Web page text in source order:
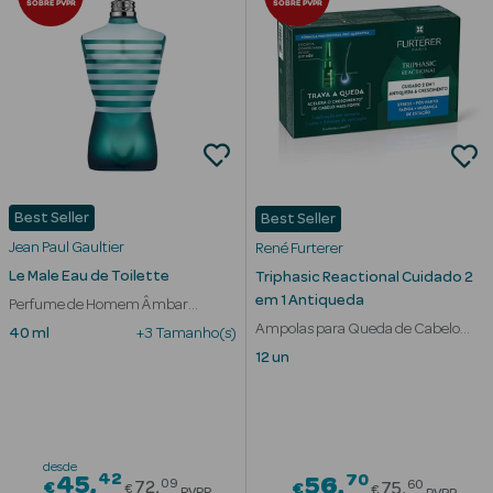
Cuidados de
Mãos
Coffrets
Ver Tudo
Protetores
Protetores
SOBRE PVPR
Best Seller
Jean Paul Gaultier
Le Male Eau de Toilette
Perfume de Homem Âmbar
Aromático
40 ml +3 Tamanho(s)
desde
€45 42Price reduced from
€ 72 09
SOBRE PVPR
Best Seller
René Furterer
Triphasic Reactional Cuidado 2
em 1 Antiqueda
Ampolas para Queda de Cabelo
Reativa
12 un
€56 70Price
€ 75 60